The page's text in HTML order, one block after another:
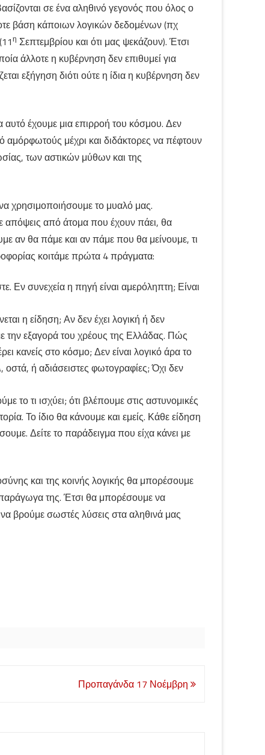
σε ένα αληθινό γεγονός που όλος ο
βάση κάποιων λογικών δεδομένων (πχ
η Σεπτεμβρίου και ότι μας ψεκάζουν). Έτσι
άλλοτε η κυβέρνηση δεν επιθυμεί για
εξήγηση διότι ούτε η ίδια η κυβέρνηση δεν
έχουμε μια επιρροή του κόσμου. Δεν
αμόρφωτούς μέχρι και διδάκτορες να πέφτουν
των αστικών μύθων και της
χρησιμοποιήσουμε το μυαλό μας.
από άτομα που έχουν πάει, θα
αν θα πάμε και αν πάμε που θα μείνουμε, τι
κοιτάμε πρώτα 4 πράγματα:
Εν συνεχεία η πηγή είναι αμερόληπτη; Είναι
η είδηση; Αν δεν έχει λογική ή δεν
την εξαγορά του χρέους της Ελλάδας. Πώς
κανείς στο κόσμο; Δεν είναι λογικό άρα το
ή αδιάσειστες φωτογραφίες; Όχι δεν
το τι ισχύει; ότι βλέπουμε στις αστυνομικές
Το ίδιο θα κάνουμε και εμείς. Κάθε είδηση
Δείτε το παράδειγμα που είχα κάνει με
και της κοινής λογικής θα μπορέσουμε
της. Έτσι θα μπορέσουμε να
βρούμε σωστές λύσεις στα αληθινά μας
Προπαγάνδα 17 Νοέμβρη